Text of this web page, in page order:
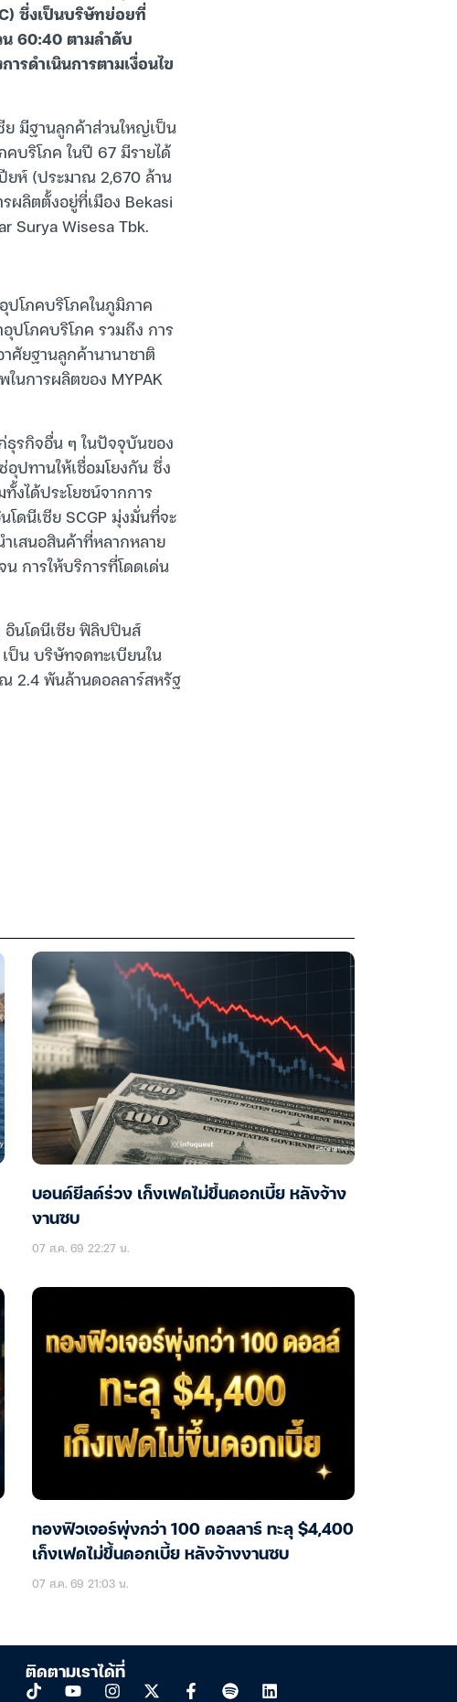
ซึ่งเป็นบริษัทย่อยที่
น 60:40 ตามลำดับ
รดำเนินการตามเงื่อนไข
ย มีฐานลูกค้าส่วนใหญ่เป็น
บริโภค ในปี 67 มีรายได้
ยห์ (ประมาณ 2,670 ล้าน
ลิตตั้งอยู่ที่เมือง Bekasi
Surya Wisesa Tbk.
โภคบริโภคในภูมิภาค
ปโภคบริโภค รวมถึง การ
ศัยฐานลูกค้านานาชาติ
นการผลิตของ MYPAK
ธุรกิจอื่น ๆ ในปัจจุบันของ
ปทานให้เชื่อมโยงกัน ซึ่ง
งได้ประโยชน์จากการ
ดนีเซีย SCGP มุ่งมั่นที่จะ
เสนอสินค้าที่หลากหลาย
การให้บริการที่โดดเด่น
อินโดนีเซีย ฟิลิปปินส์
เป็น บริษัทจดทะเบียนใน
2.4 พันล้านดอลลาร์สหรัฐ
บอนด์ยีลด์ร่วง เก็งเฟดไม่ขึ้นดอกเบี้ย หลังจ้าง
งานซบ
07 ส.ค. 69 22:27 น.
ทองฟิวเจอร์พุ่งกว่า 100 ดอลลาร์ ทะลุ $4,400
เก็งเฟดไม่ขึ้นดอกเบี้ย หลังจ้างงานซบ
07 ส.ค. 69 21:03 น.
ติดตามเราได้ที่